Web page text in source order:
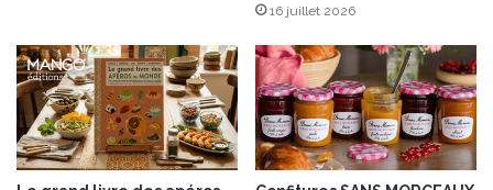
16 juillet 2026